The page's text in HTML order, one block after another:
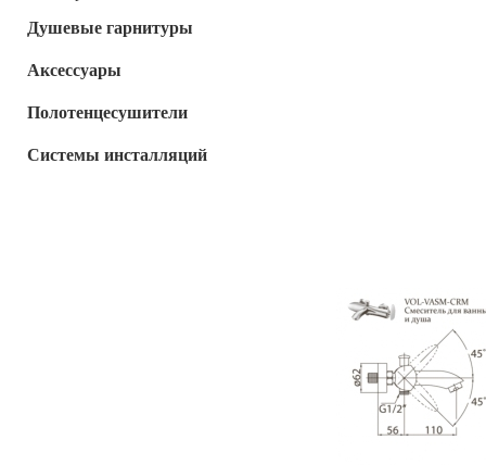
Душевые гарнитуры
Аксессуары
Полотенцесушители
Системы инсталляций